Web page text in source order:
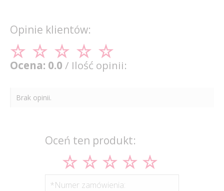
Opinie klientów:
Ocena: 0.0 / Ilość opinii:
Brak opinii.
Oceń ten produkt:
*Numer zamówienia: